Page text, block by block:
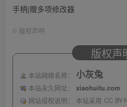
手柄|赠多项修改器
© 版权声明
版权声
本站网络名称： 小灰兔
本站永久网址：
xiaohuitu.com
网站侵权说明：
本站采用 CC